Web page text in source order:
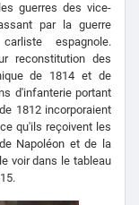
guerres des vice-
par la guerre
espagnole.
reconstitution des
de 1814 et de
d'infanterie portant
1812 incorporaient
qu'ils reçoivent les
Napoléon et de la
voir dans le tableau